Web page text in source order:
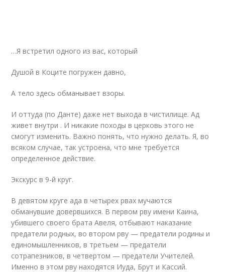
…Я встретил одного из вас, который
Душой в Коците погружен давно,
А тело здесь обманывает взоры.
И оттуда (по Данте) даже нет выхода в чистилище. Ад
живет внутри . И никакие походы в церковь этого не
смогут изменить. Важно понять, что нужно делать. Я, во
всяком случае, так устроена, что мне требуется
определенное действие.
Экскурс в 9-й круг.
В девятом круге ада в четырех рвах мучаются
обманувшие довервшихся. В первом рву имени Каина,
убившего своего брата Авеля, отбывают наказание
предатели родных, во втором рву — предатели родины и
единомышленников, в третьем — предатели
сотрапезников, в четвертом — предатели Учителей.
Именно в этом рву находятся Иуда, Брут и Кассий.